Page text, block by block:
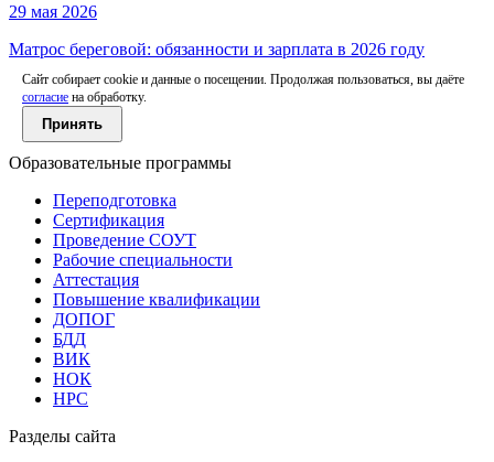
29 мая 2026
Матрос береговой: обязанности и зарплата в 2026 году
Сайт собирает cookie и данные о посещении. Продолжая пользоваться, вы даёте
согласие на обработку.
Принять
Образовательные программы
Переподготовка
Сертификация
Проведение СОУТ
Рабочие специальности
Аттестация
Повышение квалификации
ДОПОГ
БДД
ВИК
НОК
НРС
Разделы сайта